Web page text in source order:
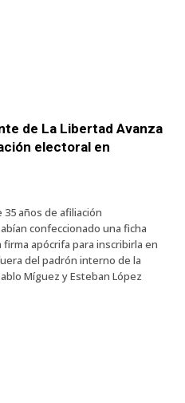
de La Libertad Avanza
electoral en
35 años de afiliación
confeccionado una ficha
apócrifa para inscribirla en
del padrón interno de la
Míguez y Esteban López